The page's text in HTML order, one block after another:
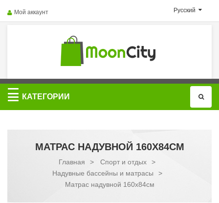
Русский
Мой аккаунт
Категории
КАТЕГОРИИ
МАТРАС НАДУВНОЙ 160Х84СМ
Главная > Спорт и отдых
>
Надувные бассейны и матрасы
>
Матрас надувной 160х84см